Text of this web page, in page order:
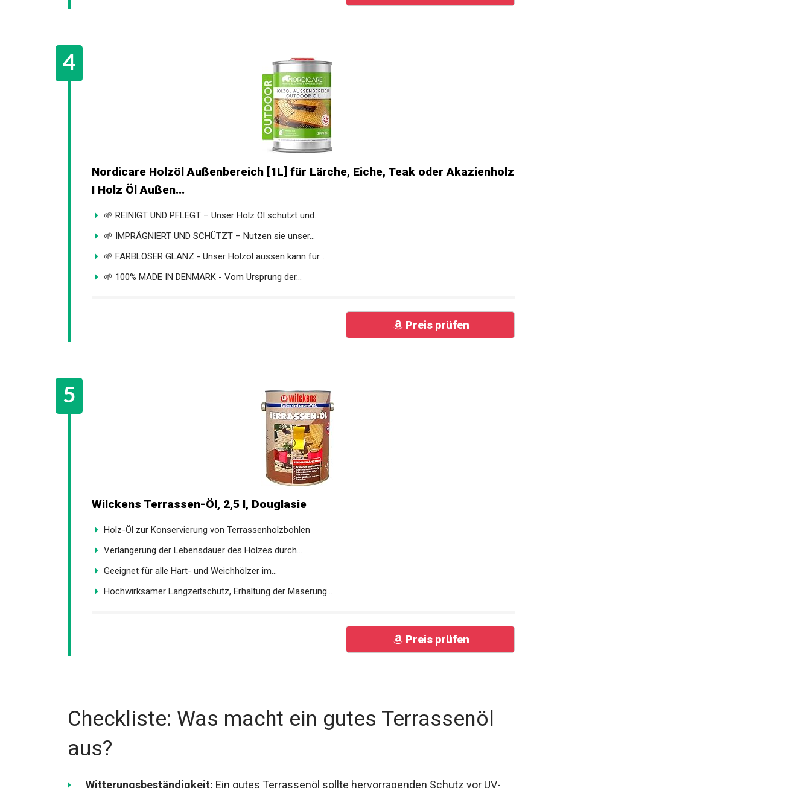
Nordicare Holzöl Außenbereich [1L] für Lärche, Eiche, Teak oder Akazienholz
I Holz Öl Außen...
🌱 REINIGT UND PFLEGT – Unser Holz Öl schützt und...
🌱 IMPRÄGNIERT UND SCHÜTZT – Nutzen sie unser...
🌱 FARBLOSER GLANZ - Unser Holzöl aussen kann für...
🌱 100% MADE IN DENMARK - Vom Ursprung der...
Preis prüfen
Wilckens Terrassen-Öl, 2,5 l, Douglasie
Holz-Öl zur Konservierung von Terrassenholzbohlen
Verlängerung der Lebensdauer des Holzes durch...
Geeignet für alle Hart- und Weichhölzer im...
Hochwirksamer Langzeitschutz, Erhaltung der Maserung...
Preis prüfen
Checkliste: Was macht ein gutes Terrassenöl
aus?
Witterungsbeständigkeit: Ein gutes Terrassenöl sollte hervorragenden Schutz vor UV-